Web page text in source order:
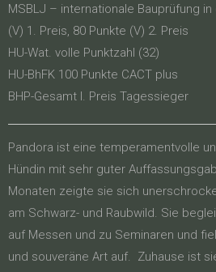
MSBLJ – internationale Bauprüfung
(V) 1. Preis, 80 Punkte (V) 2. Preis
HU-Wat. volle Punktzahl (32)
HU-BhFK 100 Punkte CACT plus
BHP-Gesamt I. Preis Tagessieger
Pandora ist eine temperamentvolle
Hündin mit sehr guter
Monaten zeigte sie sich
am Schwarz- und Raubwild. Sie
auf Messen und zu Seminaren und
und souveräne Art auf. Zuhause ist